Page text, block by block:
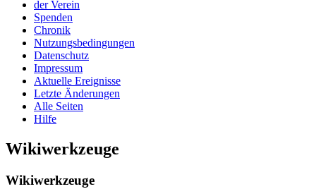
der Verein
Spenden
Chronik
Nutzungsbedingungen
Datenschutz
Impressum
Aktuelle Ereignisse
Letzte Änderungen
Alle Seiten
Hilfe
Wikiwerkzeuge
Wikiwerkzeuge